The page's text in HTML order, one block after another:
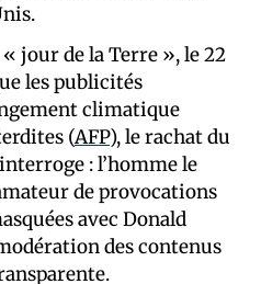
jour de la Terre », le 22
les publicités
climatique
(AFP), le rachat du
: l’homme le
de provocations
avec Donald
des contenus